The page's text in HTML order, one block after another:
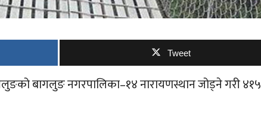
Tweet
बागलुङ नगरपालिका–१४ नारायणस्थान जोड्ने गरी ४१५